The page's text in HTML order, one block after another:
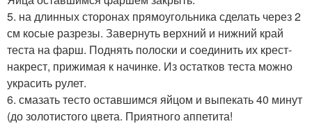
5. на длинных сторонах прямоугольника сделать через 2
см косые разрезы. Завернуть верхний и нижний край
теста на фарш. Поднять полоски и соединить их крест-
накрест, прижимая к начинке. Из остатков теста можно
украсить рулет.
6. смазать тесто оставшимся яйцом и выпекать 40 минут
(до золотистого цвета. Приятного аппетита!